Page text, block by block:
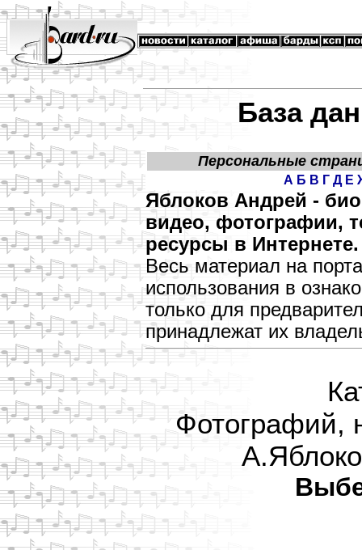
База
Персональные
А Б В Г Д Е
Яблоков Андрей -
видео, фотографии,
ресурсы в Интернете.
Весь материал на
использования в
только для
принадлежат их
Фотографий,